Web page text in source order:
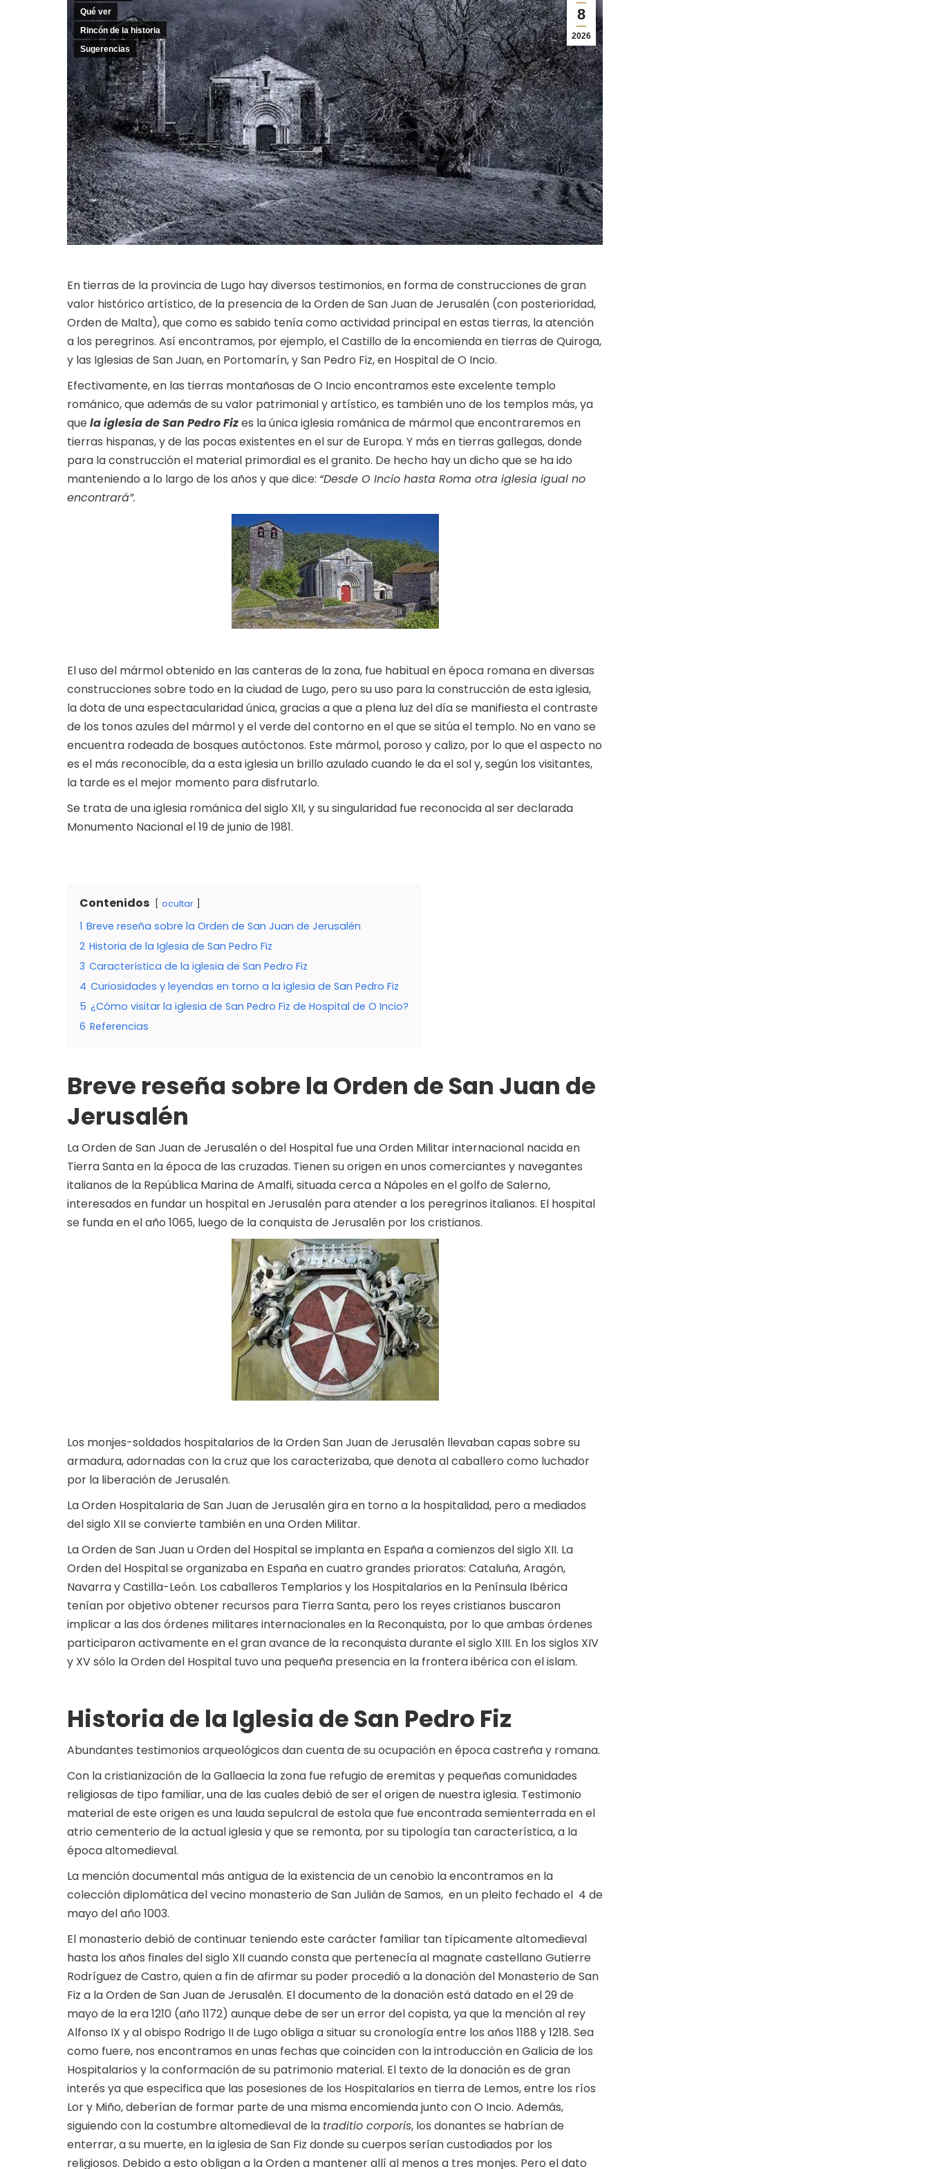
8
2026
Qué ver
Rincón de la historia
Sugerencias
En tierras de la provincia de Lugo hay diversos testimonios, en forma de construcciones de gran
valor histórico artístico, de la presencia de la Orden de San Juan de Jerusalén (con posterioridad,
Orden de Malta), que como es sabido tenía como actividad principal en estas tierras, la atención
a los peregrinos. Así encontramos, por ejemplo, el Castillo de la encomienda en tierras de Quiroga,
y las Iglesias de San Juan, en Portomarín, y San Pedro Fiz, en Hospital de O Incio.
Efectivamente, en las tierras montañosas de O Incio encontramos este excelente templo
románico, que además de su valor patrimonial y artístico, es también uno de los templos más, ya
quela iglesia de San Pedro Fizes la única iglesia románica de mármol que encontraremos en
tierras hispanas, y de las pocas existentes en el sur de Europa. Y más en tierras gallegas, donde
para la construcción el material primordial es el granito. De hecho hay un dicho que se ha ido
manteniendo a lo largo de los años y que dice: “Desde O Incio hasta Roma otra iglesia igual no
encontrará”.
El uso del mármol obtenido en las canteras de la zona, fue habitual en época romana en diversas
construcciones sobre todo en la ciudad de Lugo, pero su uso para la construcción de esta iglesia,
la dota de una espectacularidad única, gracias a que a plena luz del día se manifiesta el contraste
de los tonos azules del mármol y el verde del contorno en el que se sitúa el templo. No en vano se
encuentra rodeada de bosques autóctonos. Este mármol, poroso y calizo, por lo que el aspecto no
es el más reconocible, da a esta iglesia un brillo azulado cuando le da el sol y, según los visitantes,
la tarde es el mejor momento para disfrutarlo.
Se trata de una iglesia románica del siglo XII, y su singularidad fue reconocida al ser declarada
Monumento Nacional el 19 de junio de 1981.
Contenidos ocultar
1 Breve reseña sobre la Orden de San Juan de Jerusalén
2 Historia de la Iglesia de San Pedro Fiz
3 Característica de la iglesia de San Pedro Fiz
4 Curiosidades y leyendas en torno a la iglesia de San Pedro Fiz
5 ¿Cómo visitar la iglesia de San Pedro Fiz de Hospital de O Incio?
6 Referencias
Breve reseña sobre la Orden de San Juan de
Jerusalén
La Orden de San Juan de Jerusalén o del Hospital fue una Orden Militar internacional nacida en
Tierra Santa en la época de las cruzadas. Tienen su origen en unos comerciantes y navegantes
italianos de la República Marina de Amalfi, situada cerca a Nápoles en el golfo de Salerno,
interesados en fundar un hospital en Jerusalén para atender a los peregrinos italianos. El hospital
se funda en el año 1065, luego de la conquista de Jerusalén por los cristianos.
Los monjes-soldados hospitalarios de la Orden San Juan de Jerusalén llevaban capas sobre su
armadura, adornadas con la cruz que los caracterizaba, que denota al caballero como luchador
por la liberación de Jerusalén.
La Orden Hospitalaria de San Juan de Jerusalén gira en torno a la hospitalidad, pero a mediados
del siglo XII se convierte también en una Orden Militar.
La Orden de San Juan u Orden del Hospital se implanta en España a comienzos del siglo XII. La
Orden del Hospital se organizaba en España en cuatro grandes prioratos: Cataluña, Aragón,
Navarra y Castilla-León. Los caballeros Templarios y los Hospitalarios en la Península Ibérica
tenían por objetivo obtener recursos para Tierra Santa, pero los reyes cristianos buscaron
implicar a las dos órdenes militares internacionales en la Reconquista, por lo que ambas órdenes
participaron activamente en el gran avance de la reconquista durante el siglo XIII. En los siglos XIV
y XV sólo la Orden del Hospital tuvo una pequeña presencia en la frontera ibérica con el islam.
Historia de la Iglesia de San Pedro Fiz
Abundantes testimonios arqueológicos dan cuenta de su ocupación en época castreña y romana.
Con la cristianización de la Gallaecia la zona fue refugio de eremitas y pequeñas comunidades
religiosas de tipo familiar, una de las cuales debió de ser el origen de nuestra iglesia. Testimonio
material de este origen es una lauda sepulcral de estola que fue encontrada semienterrada en el
atrio cementerio de la actual iglesia y que se remonta, por su tipología tan característica, a la
época altomedieval.
La mención documental más antigua de la existencia de un cenobio la encontramos en la
colección diplomática del vecino monasterio de San Julián de Samos, en un pleito fechado el 4 de
mayo del año 1003.
El monasterio debió de continuar teniendo este carácter familiar tan típicamente altomedieval
hasta los años finales del siglo XII cuando consta que pertenecía al magnate castellano Gutierre
Rodríguez de Castro, quien a fin de afirmar su poder procedió a la donación del Monasterio de San
Fiz a la Orden de San Juan de Jerusalén. El documento de la donación está datado en el 29 de
mayo de la era 1210 (año 1172) aunque debe de ser un error del copista, ya que la mención al rey
Alfonso IX y al obispo Rodrigo II de Lugo obliga a situar su cronología entre los años 1188 y 1218. Sea
como fuere, nos encontramos en unas fechas que coinciden con la introducción en Galicia de los
Hospitalarios y la conformación de su patrimonio material. El texto de la donación es de gran
interés ya que especifica que las posesiones de los Hospitalarios en tierra de Lemos, entre los ríos
Lor y Miño, deberían de formar parte de una misma encomienda junto con O Incio. Además,
siguiendo con la costumbre altomedieval de la traditio corporis, los donantes se habrían de
enterrar, a su muerte, en la iglesia de San Fiz donde su cuerpos serían custodiados por los
religiosos. Debido a esto obligan a la Orden a mantener allí al menos a tres monjes. Pero el dato